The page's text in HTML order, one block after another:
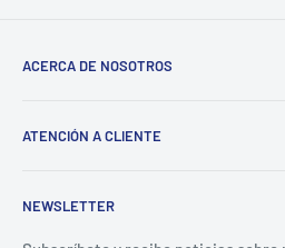
ACERCA DE NOSOTROS
¿Tienes un Negocio? Regístrate aquí
ATENCIÓN A CLIENTE
Términos y Condiciones
NEWSLETTER